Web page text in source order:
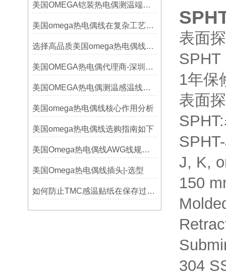
美国OMEGA铠装热电偶测温端的三种接合方式
美国omega热电偶线在复杂工艺中的角色
选择高品质美国omega热电偶线的要点？
美国OMEGA热电偶代理商-深圳鑫博恒业-热电偶测温感温线和插头插座连接器
美国OMEGA热电偶测温感温线和插头插座连接器真伪原装正品判断查验方法
美国omega热电偶线核心作用分析
美国omega热电偶线选购指南如下
美国Omega热电偶线AWG线规对照表
美国Omega热电偶线插头|-选型
如何防止TMC感温贴纸在保存过程中损坏？
表面
SPHT
1年保
表面
J, K,
150
304